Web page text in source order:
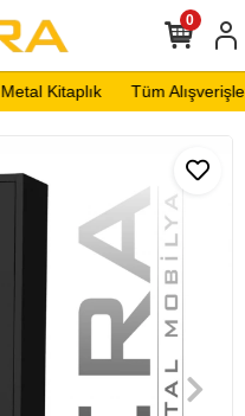
Metal Kitaplık Tüm
0